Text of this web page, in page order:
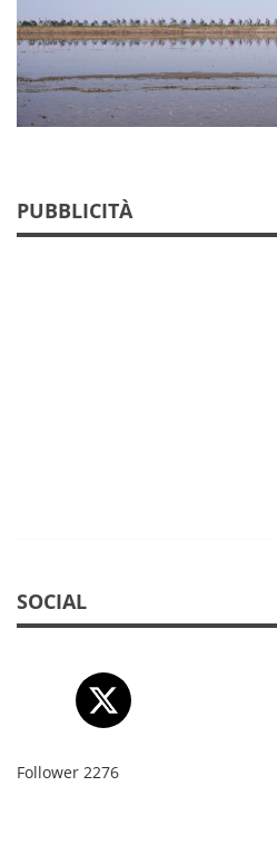
PUBBLICITÀ
SOCIAL
Follower 2276